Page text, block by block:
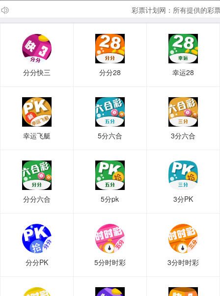
彩票计划网：所有提供的彩
分分快三 分分28 幸运28
幸运飞艇 5分六合 3分六合
分分六合 5分pk 3分PK
分分PK 5分时时彩 3分时时彩